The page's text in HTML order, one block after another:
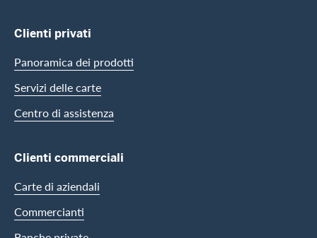
Clienti privati
Panoramica dei prodotti
Servizi delle carte
Centro di assistenza
Clienti commerciali
Carte di aziendali
Commercianti